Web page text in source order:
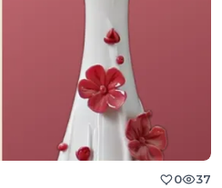
0 37